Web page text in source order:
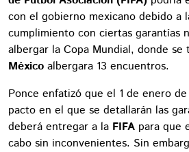
con el gobierno mexicano debido a
cumplimiento con ciertas garantías
albergar la Copa Mundial, donde
México albergara 13 encuentros.
Ponce enfatizó que el 1 de enero
pacto en el que se detallarán las
deberá entregar a la FIFA para que
cabo sin inconvenientes. Sin